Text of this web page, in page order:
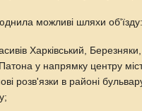
можливі шляхи об'їзду:
Харківський,
у напрямку центру
розв'язки в районі